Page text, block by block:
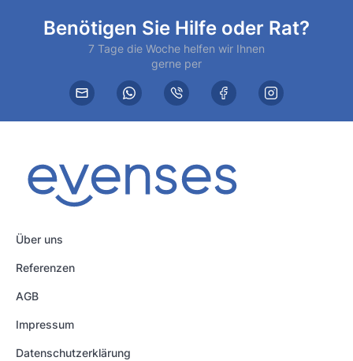
Benötigen Sie Hilfe oder Rat?
7 Tage die Woche helfen wir Ihnen
gerne per
Über uns
Referenzen
AGB
Impressum
Datenschutzerklärung